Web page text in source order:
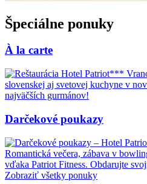
Špeciálne ponuky
À la carte
slovenskej aj svetovej kuchyne v
najväčších gurmánov!
Darčekové poukazy
Romantická večera, zábava v
vďaka Patriot Fitness. Obdarujte
Zobraziť všetky ponuky